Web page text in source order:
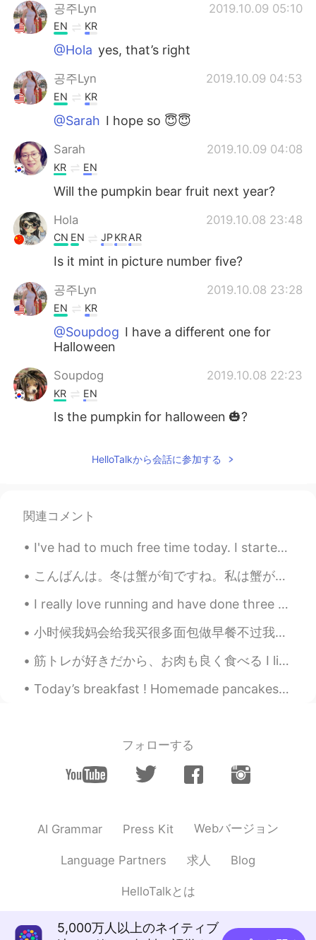
공주Lyn
2019.10.09 05:10
EN KR
@Hola yes, that’s right
공주Lyn 2019.10.09 04:53
EN KR
@Sarah I hope so 😇😇
Sarah 2019.10.09 04:08
KR EN
Will the pumpkin bear fruit next year?
Hola 2019.10.08 23:48
CN EN JPKRAR
Is it mint in picture number five?
공주Lyn 2019.10.08 23:28
EN KR
@Soupdog I have a different one for
Halloween
Soupdog 2019.10.08 22:23
KR EN
Is the pumpkin for halloween 🎃?
HelloTalkから会話に参加する
関連コメント
I've had to much free time today. I started looking through old photos and found some from 2015 w...
こんばんは。冬は蟹が旬ですね。私は蟹が大好きです。昨日友達と日本料理店に行きました。💕このお店はとても人気で、ミシュラン一つ星、食べログアワードsilver受賞で、半年前に予約しないといけないで...
I really love running and have done three proper races all last year. I wanted this year to be be...
小时候我妈会给我买很多面包做早餐不过我早餐吃得很少，可能因为一大早没有心情去上学所以也没有口味吃早餐😂，所以很多买回来的面包最后都会过期，然后把它扔进垃圾桶。有一次我妈想起一个后来后悔的办法，她...
筋トレが好きだから、お肉も良く食べる I like weight training, so I also eat a lot of meat 好きな店に居る時にこの良いセールを見つかった Wh...
Today’s breakfast ! Homemade pancakes with blueberries , raspberries and maple syrup ! Yummilici...
フォローする
AI Grammar Press Kit Webバージョン
Language Partners 求人 Blog
HelloTalkとは
5,000万人以上のネイティブ